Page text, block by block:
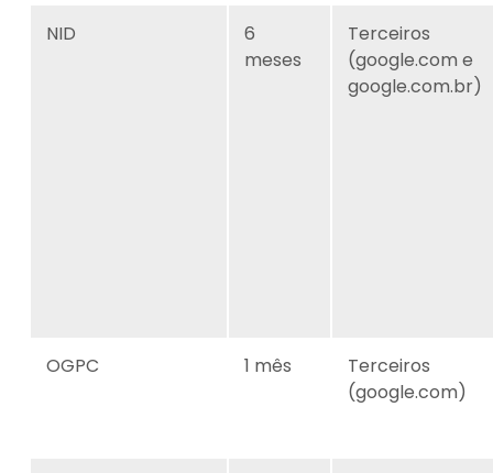
NID
6
meses
Terceiros
(google.com e
google.com.br)
OGPC 1 mês
Terceiros
(google.com)